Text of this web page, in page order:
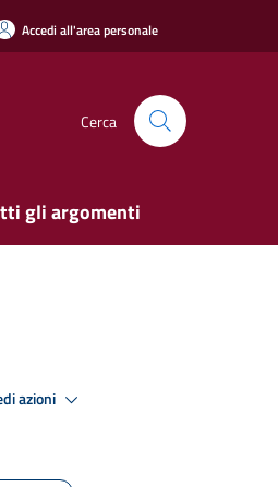
Accedi all'area personale
Cerca
gli argomenti
azioni